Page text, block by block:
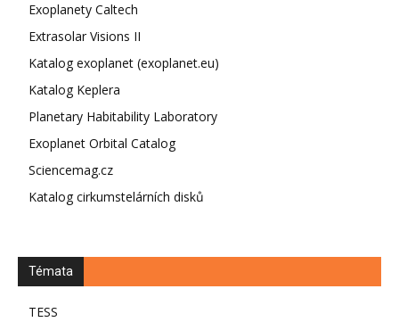
Exoplanety Caltech
Extrasolar Visions II
Katalog exoplanet (exoplanet.eu)
Katalog Keplera
Planetary Habitability Laboratory
Exoplanet Orbital Catalog
Sciencemag.cz
Katalog cirkumstelárních disků
Témata
TESS